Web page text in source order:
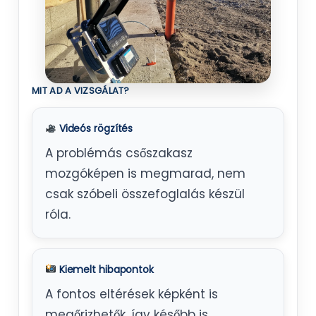
MIT AD A VIZSGÁLAT?
Videós rögzítés
A problémás csőszakasz
mozgóképen is megmarad, nem
csak szóbeli összefoglalás készül
róla.
Kiemelt hibapontok
A fontos eltérések képként is